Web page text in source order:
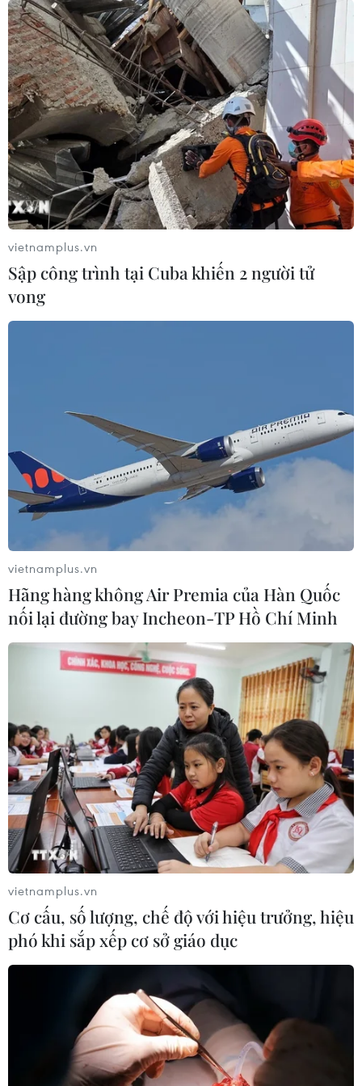
TIN CÙNG CHUYÊN MỤC
Australia đề cao hợp tác với Việt Nam
vietnamplus.vn
Sập công trình tại Cuba khiến 2 người tử
vong
vietnamplus.vn
Hãng hàng không Air Premia của Hàn Quốc
nối lại đường bay Incheon-TP Hồ Chí Minh
vietnamplus.vn
Cơ cấu, số lượng, chế độ với hiệu trưởng, hiệu
phó khi sắp xếp cơ sở giáo dục